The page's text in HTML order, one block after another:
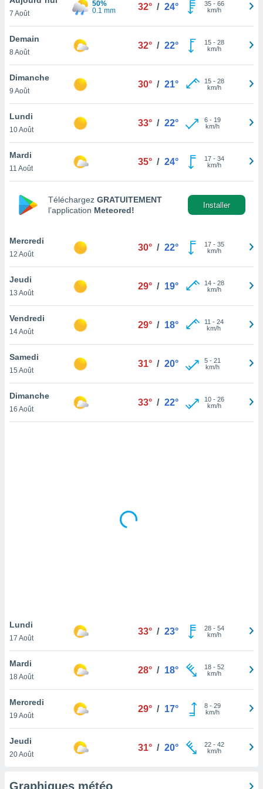
et
»,
au
vous
qu'ils
ou
le
ainsi
un
la
du
votre
à
en
le
notre
que
et que
7 Août
50%
0.1 mm
32° / 24° 35- 66
km/h
Demain
8 Août
32° / 22° 15- 28
km/h
Dimanche
9 Août
30° / 21° 15- 28
km/h
Lundi
10 Août
33° / 22° 6- 19
km/h
Mardi
11 Août
35° / 24° 17- 34
km/h
Téléchargez GRATUITEMENT
l’application Meteored!
Installer
Mercredi
12 Août
30° / 22° 17- 35
km/h
Jeudi
13 Août
29° / 19° 14- 28
km/h
Vendredi
14 Août
29° / 18° 11 - 24
km/h
Samedi
15 Août
31° / 20° 5- 21
km/h
Dimanche
16 Août
33° / 22° 10- 26
km/h
Lundi
17 Août
33° / 23° 28- 54
km/h
Mardi
18 Août
28° / 18° 18- 52
km/h
Mercredi
19 Août
29° / 17° 8- 29
km/h
Jeudi
20 Août
31° / 20° 22- 42
km/h
Graphiques météo